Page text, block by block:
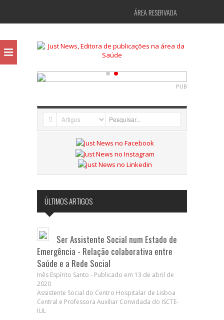
ÁREA RESERVADA
PUB
ÚLTIMOS ARTIGOS
Ser Assistente Social num Estado de
Emergência - Relação colaborativa entre
Saúde e a Rede Social
Inês Espírito Santo - Publicado em 13 de abril de
2020
Assistente Social do Centro Hospitalar de Lisboa
Central e Professora Auxiliar Convidada do ISCTE-
IUL